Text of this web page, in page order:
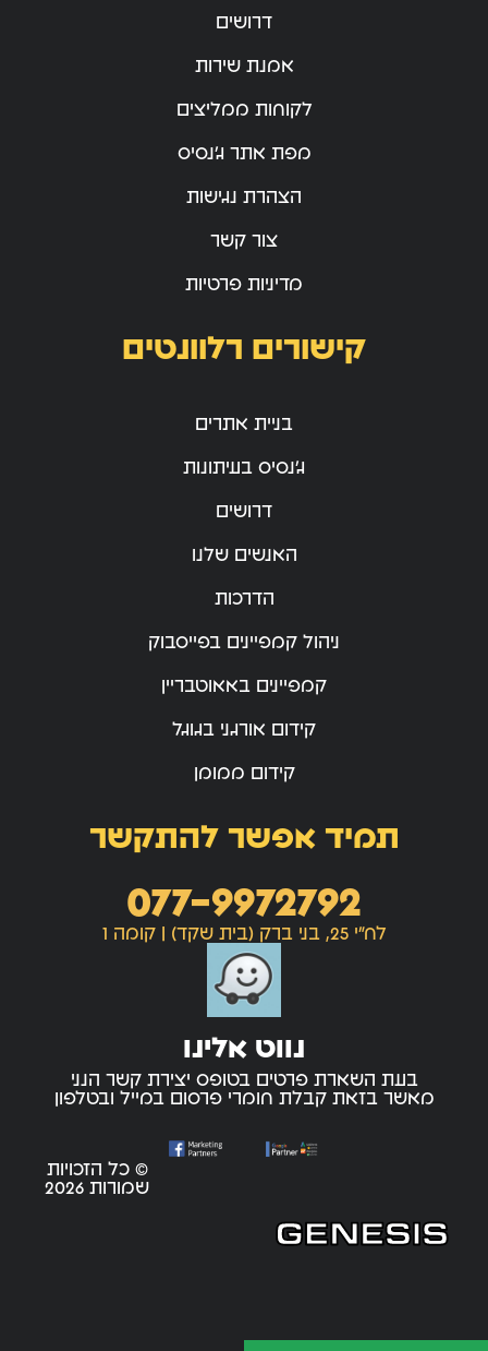
דרושים
אמנת שירות
לקוחות ממליצים
מפת אתר ג’נסיס
הצהרת נגישות
צור קשר
מדיניות פרטיות
קישורים רלוונטים
בניית אתרים
ג’נסיס בעיתונות
דרושים
האנשים שלנו
הדרכות
ניהול קמפיינים בפייסבוק
קמפיינים באאוטבריין
קידום אורגני בגוגל
קידום ממומן
תמיד אפשר להתקשר
077-9972792
לח"י 25, בני ברק (בית שקד) | קומה 1
נווט אלינו
בעת השארת פרטים בטופס יצירת קשר הנני
מאשר בזאת קבלת חומרי פרסום במייל ובטלפון
© כל הזכויות
שמורות 2026